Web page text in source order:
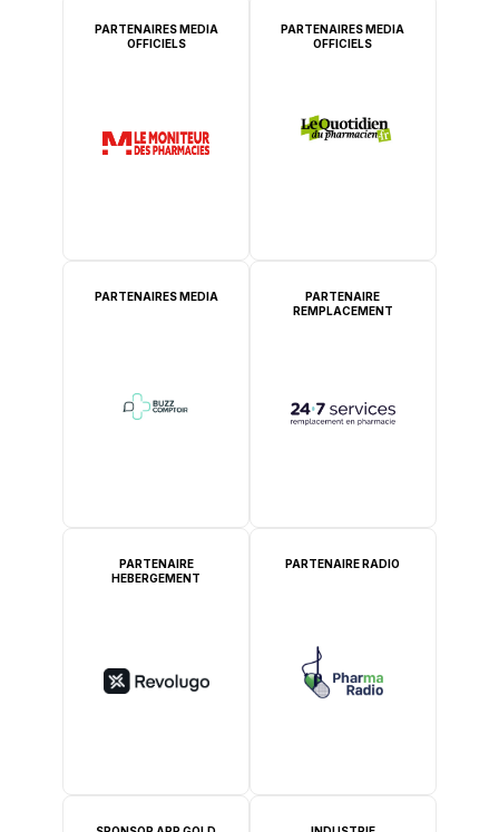
PARTENAIRES MEDIA
OFFICIELS
PARTENAIRES MEDIA
OFFICIELS
PARTENAIRES MEDIA
PARTENAIRE
REMPLACEMENT
PARTENAIRE
HEBERGEMENT
PARTENAIRE RADIO